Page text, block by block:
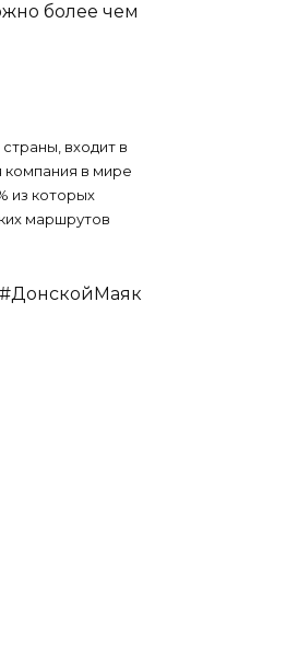
более чем
входит в
компания в мире
из которых
маршрутов
#ДонскойМаяк